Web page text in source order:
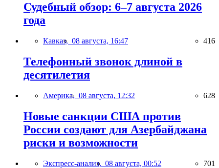
Судебный обзор: 6–7 августа 2026
года
Кавказ, 08 августа, 16:47 416
Телефонный звонок длиной в
десятилетия
Америка, 08 августа, 12:32 628
Новые санкции США против
России создают для Азербайджана
риски и возможности
Экспресс-анализ, 08 августа, 00:52 701